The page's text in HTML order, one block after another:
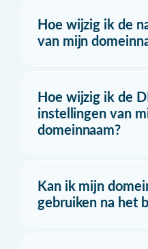
Hoe wijzig ik de
van mijn
Hoe wijzig ik de
instellingen van
domeinnaam?
Kan ik mijn
gebruiken na het